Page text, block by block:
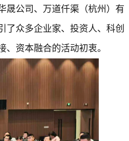
晟公司、万道仟渠（杭州）有
了众多企业家、投资人、科创
资本融合的活动初衷。